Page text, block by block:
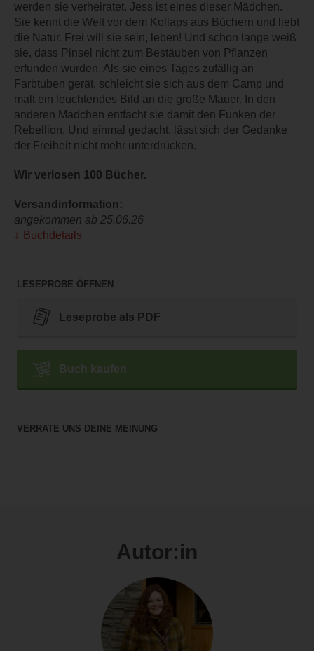
werden sie verheiratet. Jess ist eines dieser Mädchen.
Sie kennt die Welt vor dem Kollaps aus Büchern und liebt
die Natur. Frei will sie sein, leben! Und schon lange weiß
sie, dass Pinsel nicht zum Bestäuben von Pflanzen
erfunden wurden. Als sie eines Tages zufällig an
Farbtuben gerät, schleicht sie sich aus dem Camp und
malt ein leuchtendes Bild an die große Mauer. In den
anderen Mädchen entfacht sie damit den Funken der
Rebellion. Und einmal gedacht, lässt sich der Gedanke
der Freiheit nicht mehr unterdrücken.
Wir verlosen 100 Bücher.
Versandinformation:
angekommen ab 25.06.26
Buchdetails
LESEPROBE ÖFFNEN
Leseprobe als PDF
Buch kaufen
VERRATE UNS DEINE MEINUNG
Autor:in